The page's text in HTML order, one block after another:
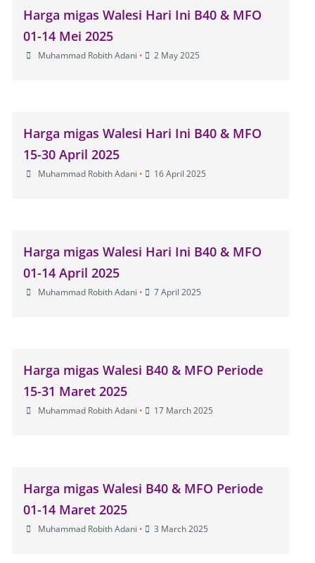
Harga migas Walesi Hari Ini B40 & MFO
01-14 Mei 2025
Muhammad Robith Adani • 2 May 2025
Harga migas Walesi Hari Ini B40 & MFO
15-30 April 2025
Muhammad Robith Adani • 16 April 2025
Harga migas Walesi Hari Ini B40 & MFO
01-14 April 2025
Muhammad Robith Adani • 7 April 2025
Harga migas Walesi B40 & MFO Periode
15-31 Maret 2025
Muhammad Robith Adani • 17 March 2025
Harga migas Walesi B40 & MFO Periode
01-14 Maret 2025
Muhammad Robith Adani • 3 March 2025